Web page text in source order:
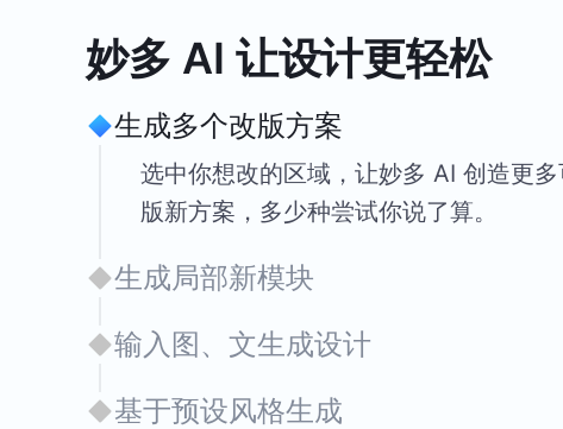
妙多 AI 让设计更轻松
生成多个改版方案
选中你想改的区域，让妙多 AI 创造更
版新方案，多少种尝试你说了算。
生成局部新模块
输入图、文生成设计
基于预设风格生成